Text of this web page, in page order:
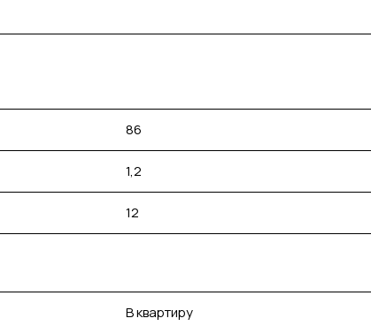
86
1,2
12
В квартиру